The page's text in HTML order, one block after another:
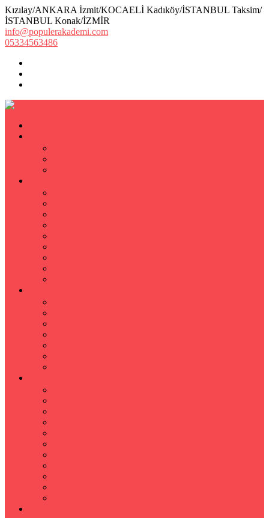
Kızılay/ANKARA İzmit/KOCAELİ Kadıköy/İSTANBUL Taksim/
İSTANBUL Konak/İZMİR
info@populerakademi.com
05334563486